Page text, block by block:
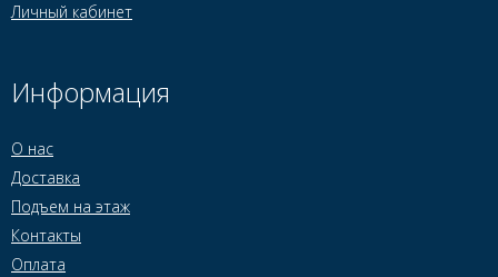
Личный кабинет
Информация
О нас
Доставка
Подъем на этаж
Контакты
Оплата